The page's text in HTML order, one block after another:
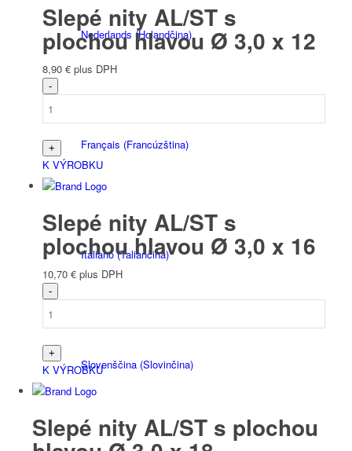
Nederlands (Holandčina)
Français (Francúzština)
Italiano(Taliančina)
Slovenščina(Slovinčina)
Slepé nity AL/ST s
plochou hlavou Ø 3,0 x 12
8,90 € plus DPH
K VÝROBKU
Slepé nity AL/ST s
plochou hlavou Ø 3,0 x 16
10,70 € plus DPH
K VÝROBKU
Slepé nity AL/ST s plochou